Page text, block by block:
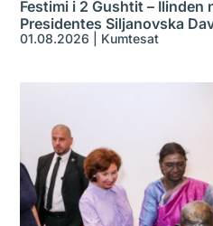
Festimi i 2 Gushtit – Ilinden
Presidentes Siljanovska
01.08.2026 Kumtesat